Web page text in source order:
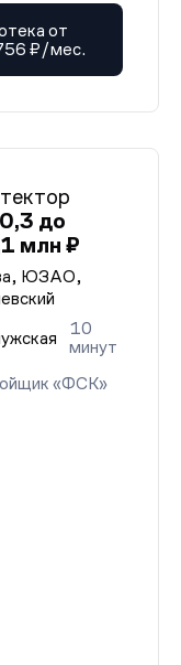
от
₽/мес.
до
млн ₽
ЮЗАО,
10
минут
«ФСК»